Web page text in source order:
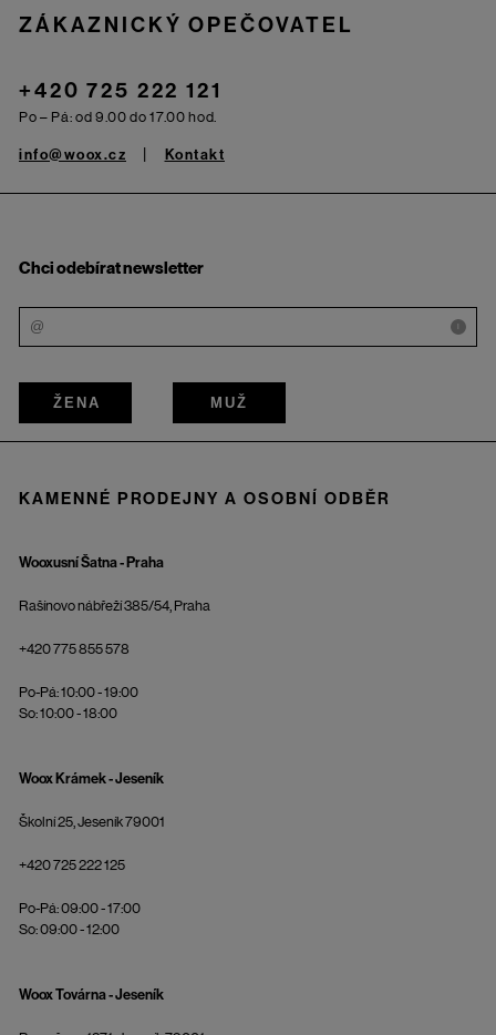
ZÁKAZNICKÝ OPEČOVATEL
+420 725 222 121
Po – Pá: od 9.00 do 17.00 hod.
info@woox.cz Kontakt
Chci odebírat newsletter
i
ŽENA MUŽ
KAMENNÉ PRODEJNY A OSOBNÍ ODBĚR
Wooxusní Šatna - Praha
Rašínovo nábřeží 385/54, Praha
+420 775 855 578
Po-Pá: 10:00 - 19:00
So: 10:00 - 18:00
Woox Krámek - Jeseník
Školní 25, Jeseník 79001
+420 725 222 125
Po-Pá: 09:00 - 17:00
So: 09:00 - 12:00
Woox Továrna - Jeseník